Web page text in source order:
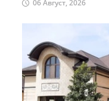
06 Август, 2026